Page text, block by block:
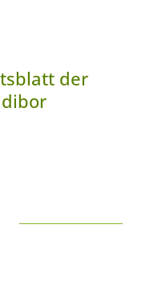
der